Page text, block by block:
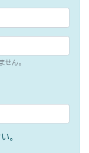
せん。
。